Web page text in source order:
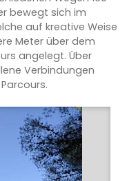
bewegt sich im
auf kreative Weise
Meter über dem
angelegt. Über
Verbindungen